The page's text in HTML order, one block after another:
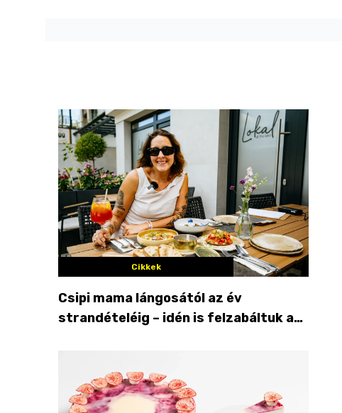
Cikkek
Csipi mama lángosától az év
strandételéig – idén is felzabáltuk a